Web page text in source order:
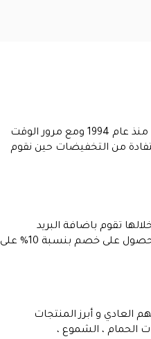
، على الرغم من أن اسم ميلانو هو اسم اجنبي الا ان متجر ميلانو بدأ فرعه الأول داخل المملكة العربية السعودية منذ عام 1994 ومع مرور الوقت
من التخفيضات حين نقوم
تقوم باضافة البريد
الالكتروني الخاص بك ثم الضغط على زر ” الاشتراك ، في حالة قيامك بذلك سيصل الى بريدك الالكتروني كود خصم ميلانو للحصول على خصم بنسبة 10% على
العادي و أبرز المنتجات
الحمام ، الشموع ،